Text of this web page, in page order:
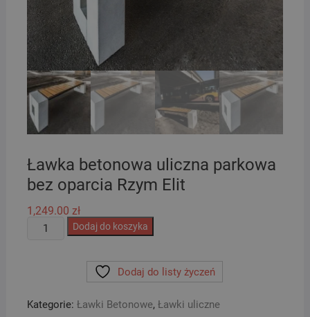
Ławka betonowa uliczna parkowa
bez oparcia Rzym Elit
1,249.00 zł
ilość
bez
Dodaj do koszyka
Dodaj do listy życzeń
Kategorie: Ławki Betonowe, Ławki uliczne